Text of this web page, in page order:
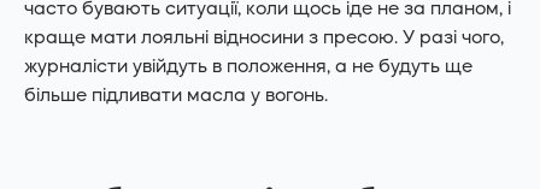
часто бувають ситуації, коли щось іде не за планом, і
краще мати лояльні відносини з пресою. У разі чого,
журналісти увійдуть в положення, а не будуть ще
більше підливати масла у вогонь.